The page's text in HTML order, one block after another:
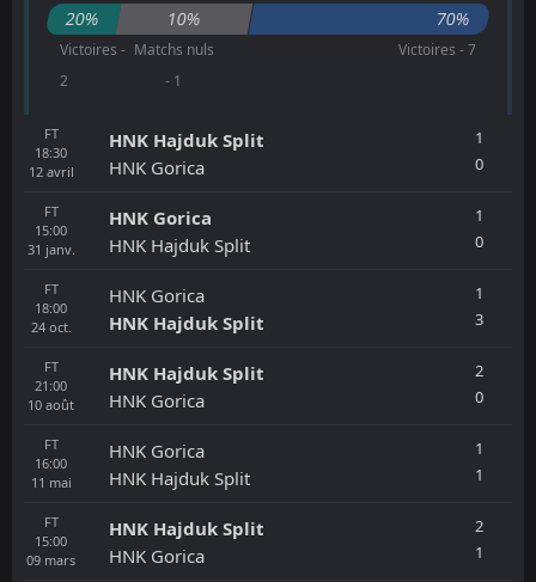
20% 10% 70%
Victoires -
2
Matchs nuls
- 1
Victoires - 7
FT
18:30
12 avril
HNK Hajduk Split
HNK Gorica
1
0
FT
15:00
31 janv.
HNK Gorica
HNK Hajduk Split
1
0
FT
18:00
24 oct.
HNK Gorica
HNK Hajduk Split
1
3
FT
21:00
10 août
HNK Hajduk Split
HNK Gorica
2
0
FT
16:00
11 mai
HNK Gorica
HNK Hajduk Split
1
1
FT
15:00
09 mars
HNK Hajduk Split
HNK Gorica
2
1